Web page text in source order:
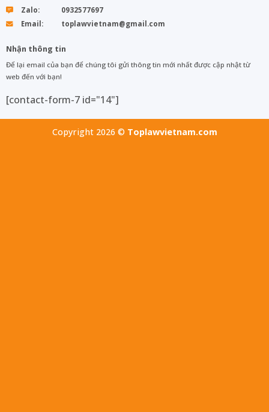
Zalo: 0932577697
Email: toplawvietnam@gmail.com
Nhận thông tin
Để lại email của bạn để chúng tôi gửi thông tin mới nhất được cập nhật từ
web đến với bạn!
[contact-form-7 id="14"]
Copyright 2026 © Toplawvietnam.com